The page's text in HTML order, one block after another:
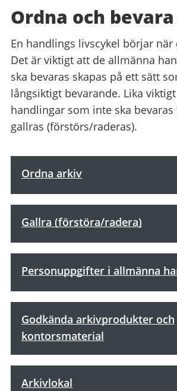
Ordna och
En handlings livscykel börjar
Det är viktigt att de allmänna
ska bevaras skapas på ett sätt
långsiktigt bevarande. Lika
handlingar som inte ska
gallras (förstörs/raderas).
Ordna arkiv
Gallra (förstöra/radera)
Personuppgifter i allmänna
Godkända arkivprodukter och
kontorsmaterial
Arkivlokal